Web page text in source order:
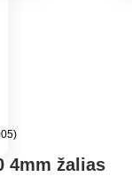
4mm žalias